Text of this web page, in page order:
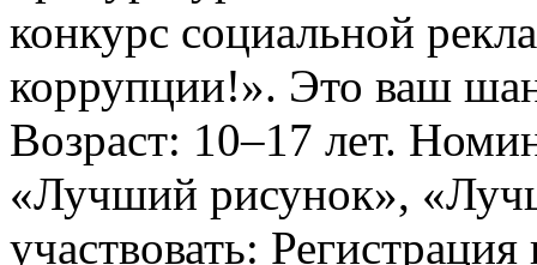
конкурс социальной
коррупции!». Это ваш
Возраст: 10–17 лет.
«Лучший рисунок»,
участвовать: